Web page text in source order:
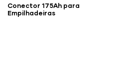
Conector 175Ah para
Empilhadeiras